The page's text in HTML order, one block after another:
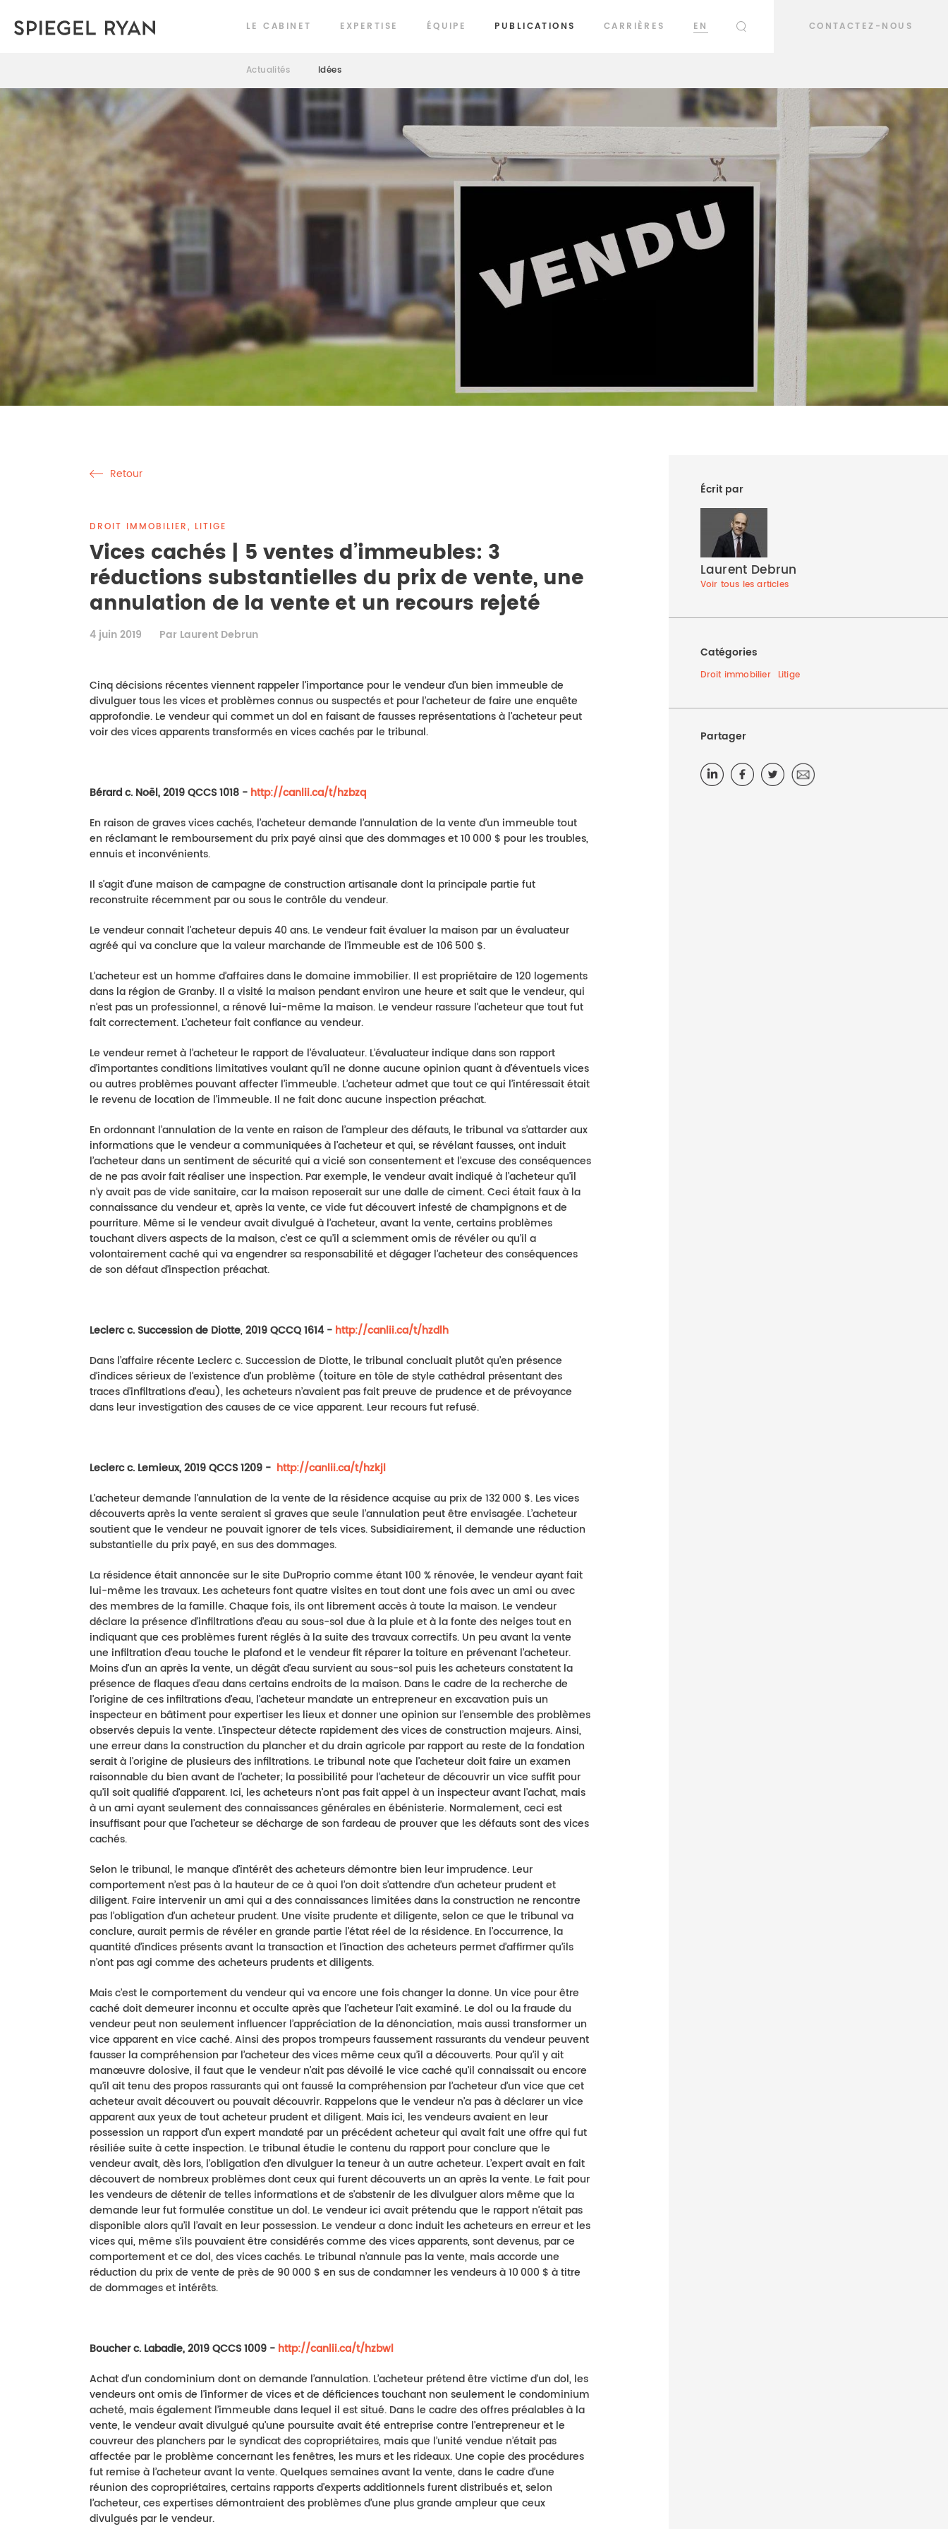
LE CABINET EXPERTISE ÉQUIPE PUBLICATIONS CARRIÈRES
EN
CONTACTEZ-NOUS
Actualités Idées
Écrit par
Laurent Debrun
Voir tous les articles
Catégories
Droit immobilier Litige
Partager
Retour
DROIT IMMOBILIER, LITIGE
Vices cachés | 5 ventes d’immeubles: 3
réductions substantielles du prix de vente, une
annulation de la vente et un recours rejeté
4 juin 2019 Par Laurent Debrun
Cinq décisions récentes viennent rappeler l’importance pour le vendeur d’un bien immeuble de
divulguer tous les vices et problèmes connus ou suspectés et pour l’acheteur de faire une enquête
approfondie. Le vendeur qui commet un dol en faisant de fausses représentations à l’acheteur peut
voir des vices apparents transformés en vices cachés par le tribunal.
Bérard c. Noël, 2019 QCCS 1018 - http://canlii.ca/t/hzbzq
En raison de graves vices cachés, l’acheteur demande l’annulation de la vente d’un immeuble tout
en réclamant le remboursement du prix payé ainsi que des dommages et 10 000 $ pour les troubles,
ennuis et inconvénients.
Il s’agit d’une maison de campagne de construction artisanale dont la principale partie fut
reconstruite récemment par ou sous le contrôle du vendeur.
Le vendeur connait l’acheteur depuis 40 ans. Le vendeur fait évaluer la maison par un évaluateur
agréé qui va conclure que la valeur marchande de l’immeuble est de 106 500 $.
L’acheteur est un homme d’affaires dans le domaine immobilier. Il est propriétaire de 120 logements
dans la région de Granby. Il a visité la maison pendant environ une heure et sait que le vendeur, qui
n’est pas un professionnel, a rénové lui-même la maison. Le vendeur rassure l’acheteur que tout fut
fait correctement. L’acheteur fait confiance au vendeur.
Le vendeur remet à l’acheteur le rapport de l’évaluateur. L’évaluateur indique dans son rapport
d’importantes conditions limitatives voulant qu’il ne donne aucune opinion quant à d’éventuels vices
ou autres problèmes pouvant affecter l’immeuble. L’acheteur admet que tout ce qui l’intéressait était
le revenu de location de l’immeuble. Il ne fait donc aucune inspection préachat.
En ordonnant l’annulation de la vente en raison de l’ampleur des défauts, le tribunal va s’attarder aux
informations que le vendeur a communiquées à l’acheteur et qui, se révélant fausses, ont induit
l’acheteur dans un sentiment de sécurité qui a vicié son consentement et l’excuse des conséquences
de ne pas avoir fait réaliser une inspection. Par exemple, le vendeur avait indiqué à l’acheteur qu’il
n’y avait pas de vide sanitaire, car la maison reposerait sur une dalle de ciment. Ceci était faux à la
connaissance du vendeur et, après la vente, ce vide fut découvert infesté de champignons et de
pourriture. Même si le vendeur avait divulgué à l’acheteur, avant la vente, certains problèmes
touchant divers aspects de la maison, c’est ce qu’il a sciemment omis de révéler ou qu’il a
volontairement caché qui va engendrer sa responsabilité et dégager l’acheteur des conséquences
de son défaut d’inspection préachat.
Leclerc c. Succession de Diotte,2019 QCCQ 1614 - http://canlii.ca/t/hzdlh
Dans l’affaire récente Leclerc c. Succession de Diotte, le tribunal concluait plutôt qu’en présence
d’indices sérieux de l’existence d’un problème (toiture en tôle de style cathédral présentant des
traces d’infiltrations d’eau), les acheteurs n’avaient pas fait preuve de prudence et de prévoyance
dans leur investigation des causes de ce vice apparent. Leur recours fut refusé.
Leclerc c. Lemieux, 2019 QCCS 1209 - http://canlii.ca/t/hzkjl
L’acheteur demande l’annulation de la vente de la résidence acquise au prix de 132 000 $. Les vices
découverts après la vente seraient si graves que seule l’annulation peut être envisagée. L’acheteur
soutient que le vendeur ne pouvait ignorer de tels vices. Subsidiairement, il demande une réduction
substantielle du prix payé, en sus des dommages.
La résidence était annoncée sur le site DuProprio comme étant 100 % rénovée, le vendeur ayant fait
lui-même les travaux. Les acheteurs font quatre visites en tout dont une fois avec un ami ou avec
des membres de la famille. Chaque fois, ils ont librement accès à toute la maison. Le vendeur
déclare la présence d’infiltrations d’eau au sous-sol due à la pluie et à la fonte des neiges tout en
indiquant que ces problèmes furent réglés à la suite des travaux correctifs. Un peu avant la vente
une infiltration d’eau touche le plafond et le vendeur fit réparer la toiture en prévenant l’acheteur.
Moins d’un an après la vente, un dégât d’eau survient au sous-sol puis les acheteurs constatent la
présence de flaques d’eau dans certains endroits de la maison. Dans le cadre de la recherche de
l’origine de ces infiltrations d’eau, l’acheteur mandate un entrepreneur en excavation puis un
inspecteur en bâtiment pour expertiser les lieux et donner une opinion sur l’ensemble des problèmes
observés depuis la vente. L’inspecteur détecte rapidement des vices de construction majeurs. Ainsi,
une erreur dans la construction du plancher et du drain agricole par rapport au reste de la fondation
serait à l’origine de plusieurs des infiltrations. Le tribunal note que l’acheteur doit faire un examen
raisonnable du bien avant de l’acheter; la possibilité pour l’acheteur de découvrir un vice suffit pour
qu’il soit qualifié d’apparent. Ici, les acheteurs n’ont pas fait appel à un inspecteur avant l’achat, mais
à un ami ayant seulement des connaissances générales en ébénisterie. Normalement, ceci est
insuffisant pour que l’acheteur se décharge de son fardeau de prouver que les défauts sont des vices
cachés.
Selon le tribunal, le manque d’intérêt des acheteurs démontre bien leur imprudence. Leur
comportement n’est pas à la hauteur de ce à quoi l’on doit s’attendre d’un acheteur prudent et
diligent. Faire intervenir un ami qui a des connaissances limitées dans la construction ne rencontre
pas l’obligation d’un acheteur prudent. Une visite prudente et diligente, selon ce que le tribunal va
conclure, aurait permis de révéler en grande partie l’état réel de la résidence. En l’occurrence, la
quantité d’indices présents avant la transaction et l’inaction des acheteurs permet d’affirmer qu’ils
n’ont pas agi comme des acheteurs prudents et diligents.
Mais c’est le comportement du vendeur qui va encore une fois changer la donne. Un vice pour être
caché doit demeurer inconnu et occulte après que l’acheteur l’ait examiné. Le dol ou la fraude du
vendeur peut non seulement influencer l’appréciation de la dénonciation, mais aussi transformer un
vice apparent en vice caché. Ainsi des propos trompeurs faussement rassurants du vendeur peuvent
fausser la compréhension par l’acheteur des vices même ceux qu’il a découverts. Pour qu’il y ait
manœuvre dolosive, il faut que le vendeur n’ait pas dévoilé le vice caché qu’il connaissait ou encore
qu’il ait tenu des propos rassurants qui ont faussé la compréhension par l’acheteur d’un vice que cet
acheteur avait découvert ou pouvait découvrir. Rappelons que le vendeur n’a pas à déclarer un vice
apparent aux yeux de tout acheteur prudent et diligent. Mais ici, les vendeurs avaient en leur
possession un rapport d’un expert mandaté par un précédent acheteur qui avait fait une offre qui fut
résiliée suite à cette inspection. Le tribunal étudie le contenu du rapport pour conclure que le
vendeur avait, dès lors, l’obligation d’en divulguer la teneur à un autre acheteur. L’expert avait en fait
découvert de nombreux problèmes dont ceux qui furent découverts un an après la vente. Le fait pour
les vendeurs de détenir de telles informations et de s’abstenir de les divulguer alors même que la
demande leur fut formulée constitue un dol. Le vendeur ici avait prétendu que le rapport n’était pas
disponible alors qu’il l’avait en leur possession. Le vendeur a donc induit les acheteurs en erreur et les
vices qui, même s’ils pouvaient être considérés comme des vices apparents, sont devenus, par ce
comportement et ce dol, des vices cachés. Le tribunal n’annule pas la vente, mais accorde une
réduction du prix de vente de près de 90 000 $ en sus de condamner les vendeurs à 10 000 $ à titre
de dommages et intérêts.
Boucher c. Labadie, 2019 QCCS 1009 - http://canlii.ca/t/hzbwl
Achat d’un condominium dont on demande l’annulation. L’acheteur prétend être victime d’un dol, les
vendeurs ont omis de l’informer de vices et de déficiences touchant non seulement le condominium
acheté, mais également l’immeuble dans lequel il est situé. Dans le cadre des offres préalables à la
vente, le vendeur avait divulgué qu’une poursuite avait été entreprise contre l’entrepreneur et le
couvreur des planchers par le syndicat des copropriétaires, mais que l’unité vendue n’était pas
affectée par le problème concernant les fenêtres, les murs et les rideaux. Une copie des procédures
fut remise à l’acheteur avant la vente. Quelques semaines avant la vente, dans le cadre d’une
réunion des copropriétaires, certains rapports d’experts additionnels furent distribués et, selon
l’acheteur, ces expertises démontraient des problèmes d’une plus grande ampleur que ceux
divulgués par le vendeur.